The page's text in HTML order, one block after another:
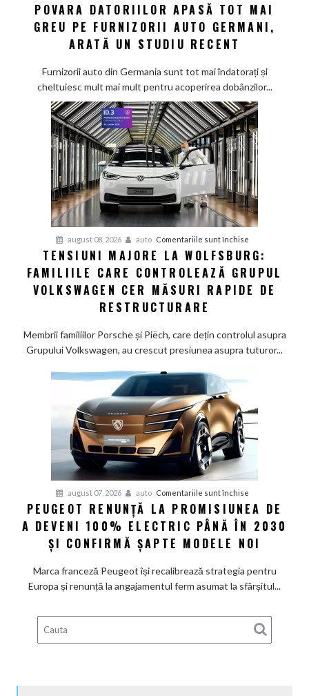
Povara
datoriilor
mai
greu
furnizorii
auto
germani,
arată
un
studiu
recent
POVARA DATORIILOR APASĂ TOT MAI
GREU PE FURNIZORII AUTO GERMANI,
ARATĂ UN STUDIU RECENT
Furnizorii auto din Germania sunt tot mai îndatorați și
cheltuiesc mult mai mult pentru acoperirea dobânzilor...
august 08, 2026 auto Comentariile sunt închise
Tensiuni
majore
la
care
măsuri
rapide
de
TENSIUNI MAJORE LA WOLFSBURG:
FAMILIILE CARE CONTROLEAZĂ GRUPUL
VOLKSWAGEN CER MĂSURI RAPIDE DE
RESTRUCTURARE
Membrii familiilor Porsche și Piëch, care dețin controlul asupra
Grupului Volkswagen, au crescut presiunea asupra tuturor...
august 07, 2026 auto Comentariile sunt închise
Peugeot
renunță
la
de
a
electric
până
PEUGEOT RENUNȚĂ LA PROMISIUNEA DE
A DEVENI 100% ELECTRIC PÂNĂ ÎN 2030
ȘI CONFIRMĂ ȘAPTE MODELE NOI
Marca franceză Peugeot își recalibrează strategia pentru
Europa și renunță la angajamentul ferm asumat la sfârșitul...